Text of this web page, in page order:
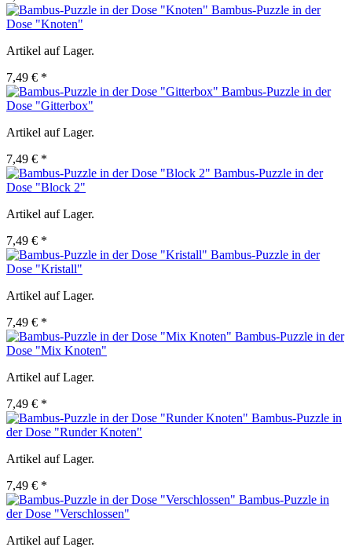
Bambus-Puzzle in der
Dose "Knoten"
Artikel auf Lager.
7,49 € *
Bambus-Puzzle in der
Dose "Gitterbox"
Artikel auf Lager.
7,49 € *
Bambus-Puzzle in der
Dose "Block 2"
Artikel auf Lager.
7,49 € *
Bambus-Puzzle in der
Dose "Kristall"
Artikel auf Lager.
7,49 € *
Bambus-Puzzle in der
Dose "Mix Knoten"
Artikel auf Lager.
7,49 € *
Bambus-Puzzle in
der Dose "Runder Knoten"
Artikel auf Lager.
7,49 € *
Bambus-Puzzle in
der Dose "Verschlossen"
Artikel auf Lager.